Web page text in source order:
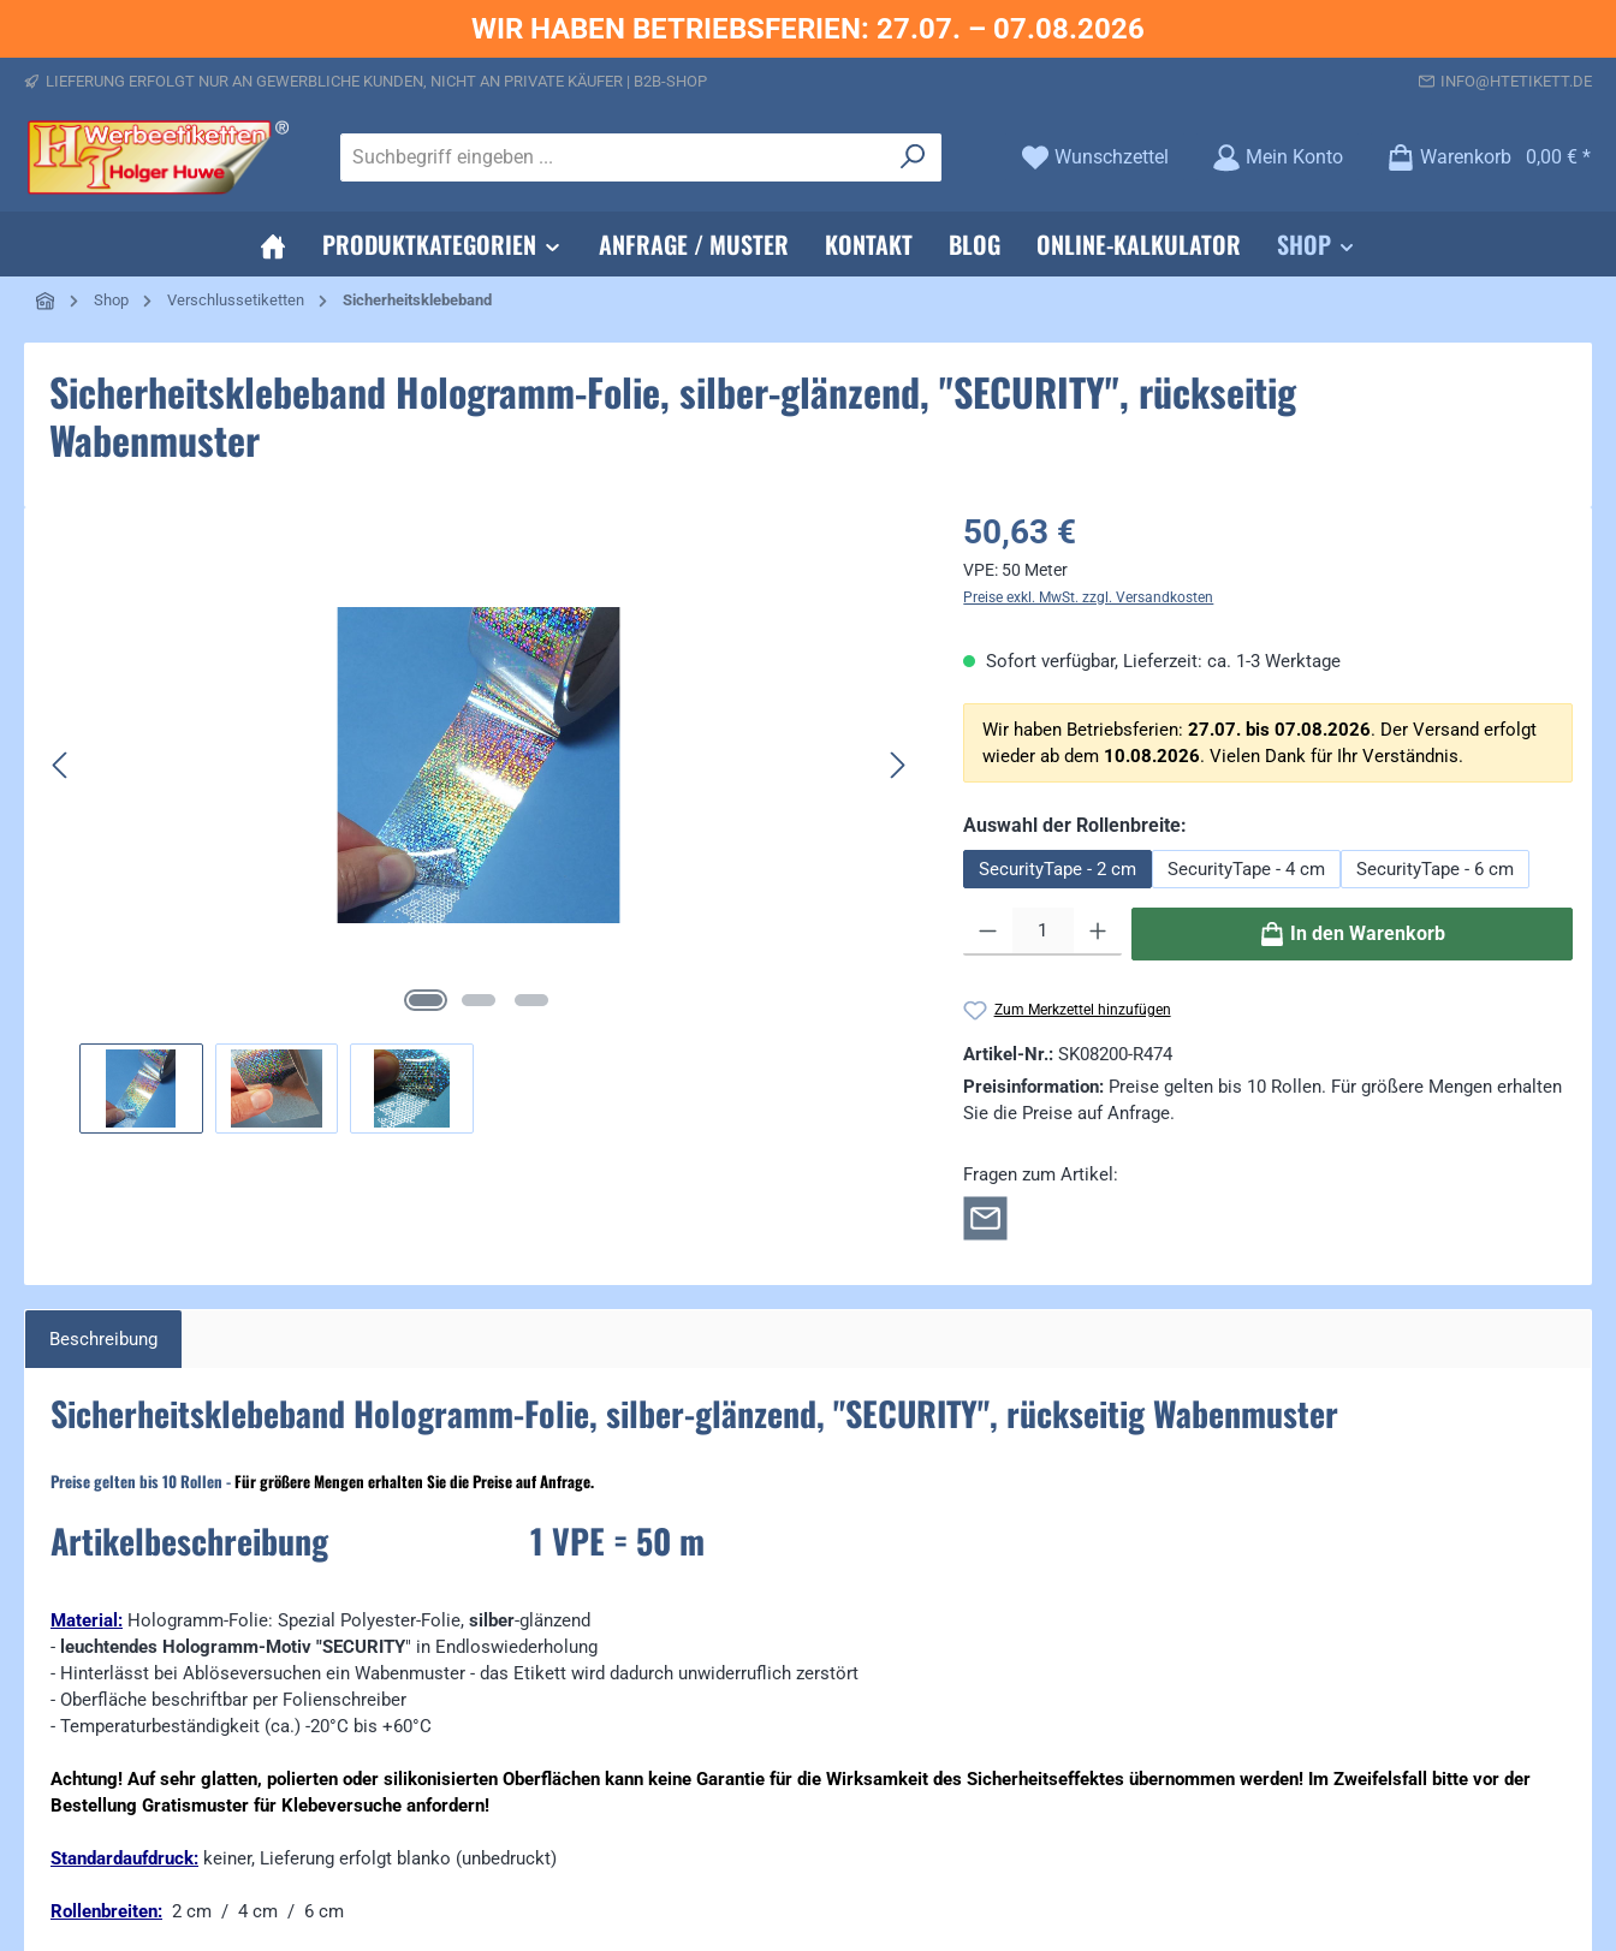
WIR HABEN BETRIEBSFERIEN: 27.07. – 07.08.2026
LIEFERUNG ERFOLGT NUR AN GEWERBLICHE KUNDEN, NICHT AN PRIVATE KÄUFER | B2B-SHOP INFO@HTETIKETT.DE
Wunschzettel Du hast 0 Produkte auf dem Merkzettel
Mein Konto Warenkorb 0,00 €
PRODUKTKATEGORIEN ANFRAGE / MUSTER KONTAKT BLOG ONLINE-KALKULATOR SHOP
Shop Verschlussetiketten Sicherheitsklebeband
Sicherheitsklebeband Hologramm-Folie, silber-glänzend, "SECURITY", rückseitig
Wabenmuster
50,63 €
VPE: 50 Meter
Preise exkl. MwSt. zzgl. Versandkosten
Sofort verfügbar, Lieferzeit: ca. 1-3 Werktage
Wir haben Betriebsferien:27.07. bis 07.08.2026. Der Versand erfolgt
wieder ab dem 10.08.2026. Vielen Dank für Ihr Verständnis.
Auswahl der Rollenbreite:
SecurityTape - 2 cm SecurityTape - 4 cm SecurityTape - 6 cm
In den Warenkorb
Zum Merkzettel hinzufügen
Artikel-Nr.:SK08200-R474
Preisinformation: Preise gelten bis 10 Rollen. Für größere Mengen erhalten
Sie die Preise auf Anfrage.
Fragen zum Artikel:
Beschreibung
Sicherheitsklebeband Hologramm-Folie, silber-glänzend, "SECURITY", rückseitig Wabenmuster
Preise gelten bis10 Rollen -Für größere Mengen erhalten Sie die Preise auf Anfrage.
Artikelbeschreibung 1 VPE = 50 m
Material: Hologramm-Folie: Spezial Polyester-Folie, silber-glänzend
- leuchtendes Hologramm-Motiv "SECURITY" in Endloswiederholung
- Hinterlässt bei Ablöseversuchen ein Wabenmuster - das Etikett wird dadurch unwiderruflich zerstört
- Oberfläche beschriftbar per Folienschreiber
- Temperaturbeständigkeit (ca.) -20°C bis +60°C
Achtung! Auf sehr glatten, polierten oder silikonisierten Oberflächen kann keine Garantie für die Wirksamkeit des Sicherheitseffektes übernommen werden! Im Zweifelsfall bitte vor der
Bestellung Gratismuster für Klebeversuche anfordern!
Standardaufdruck: keiner, Lieferung erfolgt blanko (unbedruckt)
Rollenbreiten: 2 cm / 4 cm / 6 cm